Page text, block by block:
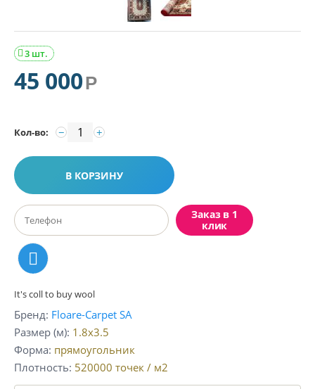
3 шт.

45 000Р
Кол-во: +
−
В КОРЗИНУ
Заказ в 1
клик
It's coll to buy wool
Бренд Floare-Carpet SA
Размер (м) 1.8x3.5
Форма прямоугольник
Плотность 520000 точек / м2